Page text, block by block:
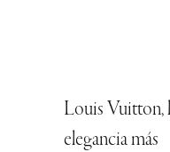
Louis Vuitton,
elegancia más